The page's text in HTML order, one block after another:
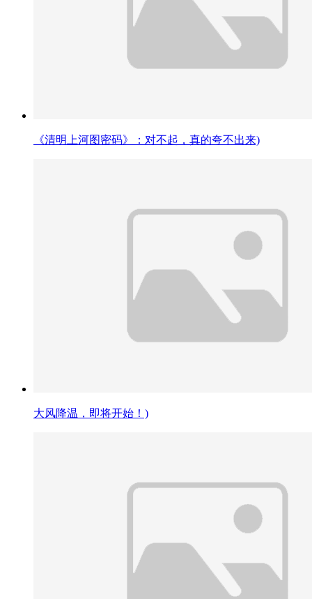
《清明上河图密码》：对不起，真的夸不出来)
大风降温，即将开始！)